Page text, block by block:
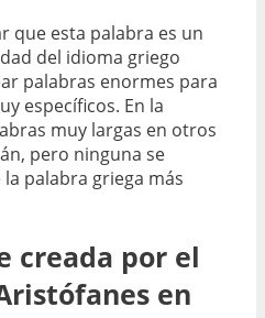
que esta palabra es un
del idioma griego
palabras enormes para
específicos. En la
muy largas en otros
pero ninguna se
palabra griega más
creada por el
en